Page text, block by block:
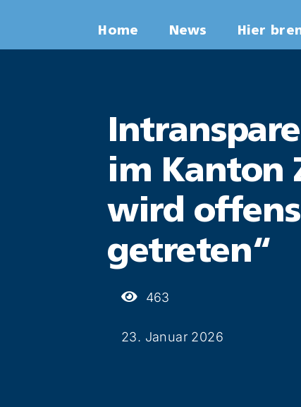
Inhalt
Home News Hier
im Kanton
wird
getreten“
463
23. Januar 2026